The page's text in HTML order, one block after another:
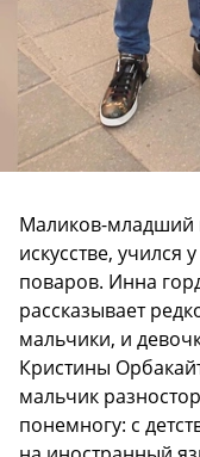
Маликов-младший
искусстве,
поваров. Инна
рассказывает
мальчики, и
Кристины
мальчик
понемногу: с